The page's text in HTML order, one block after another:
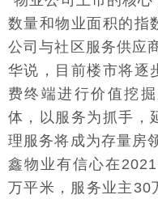
数量和物业面积的指
公司与社区服务供应
华说，目前楼市将逐
费终端进行价值挖
体，以服务为抓手，
理服务将成为存量房
鑫物业有信心在
万平米，服务业主30